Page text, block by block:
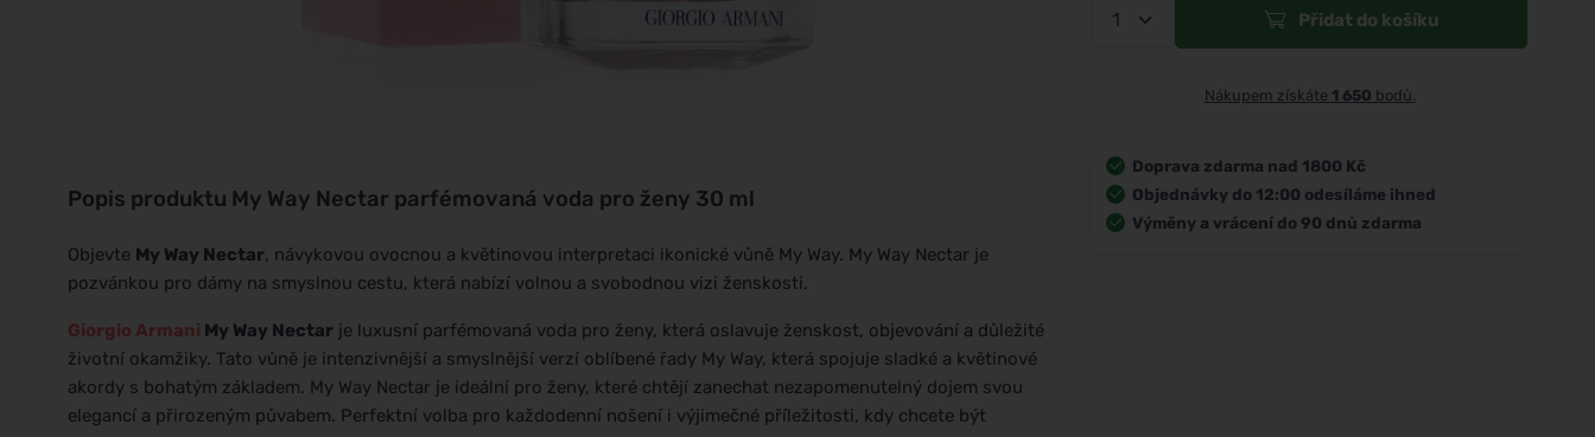
Popis produktu My Way Nectar parfémovaná voda pro ženy 30 ml
Objevte My Way Nectar, návykovou ovocnou a květinovou interpretaci ikonické vůně My Way. My Way Nectar je
pozvánkou pro dámy na smyslnou cestu, která nabízí volnou a svobodnou vizi ženskosti.
Giorgio Armani My Way Nectar je luxusní parfémovaná voda pro ženy, která oslavuje ženskost, objevování a důležité
životní okamžiky. Tato vůně je intenzivnější a smyslnější verzí oblíbené řady My Way, která spojuje sladké a květinové
akordy s bohatým základem. My Way Nectar je ideální pro ženy, které chtějí zanechat nezapomenutelný dojem svou
elegancí a přirozeným půvabem. Perfektní volba pro každodenní nošení i výjimečné příležitosti, kdy chcete být
Přidat do košíku
Nákupem získáte 1 650 bodů.
Doprava zdarma nad 1800 Kč
Objednávky do 12:00 odesíláme ihned
Výměny a vrácení do 90 dnů zdarma